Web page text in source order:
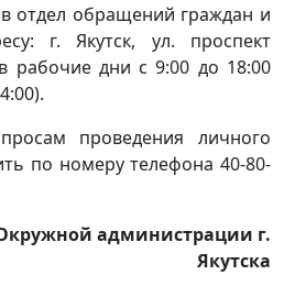
отдел обращений граждан и
г. Якутск, ул. проспект
рабочие дни с 9:00 до 18:00
проведения личного
по номеру телефона 40-80-
администрации г.
Якутска